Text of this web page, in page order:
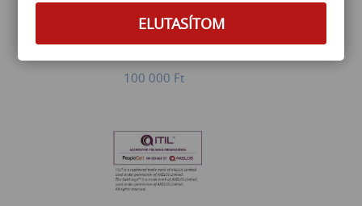
100 000 Ft
ELUTASÍTOM